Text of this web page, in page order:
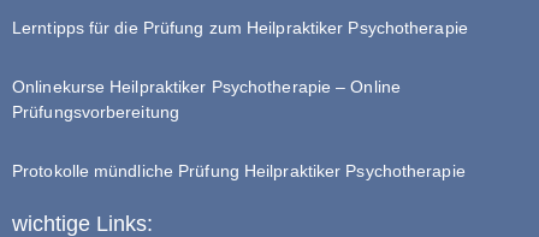
Lerntipps für die Prüfung zum Heilpraktiker Psychotherapie
Onlinekurse Heilpraktiker Psychotherapie – Online
Prüfungsvorbereitung
Protokolle mündliche Prüfung Heilpraktiker Psychotherapie
wichtige Links: